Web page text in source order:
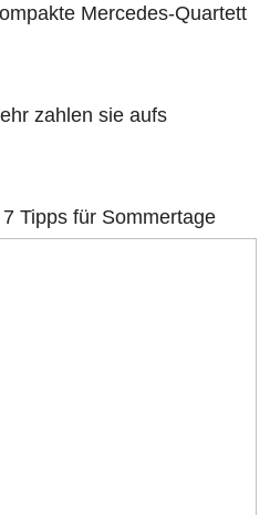
Mercedes-Quartett
zahlen sie aufs
Tipps für Sommertage